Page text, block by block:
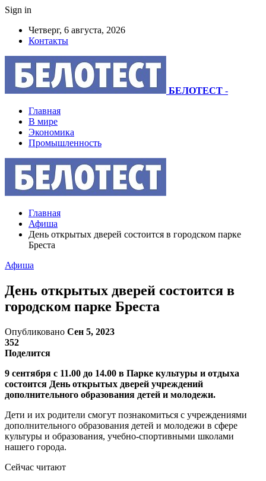
Sign in
Четверг, 6 августа, 2026
Контакты
БЕЛОТЕСТ -
Главная
В мире
Экономика
Промышленность
Главная
Афиша
День открытых дверей состоится в городском парке
Бреста
Афиша
День открытых дверей состоится в
городском парке Бреста
Опубликовано Сен 5, 2023
352
Поделится
9 сентября с 11.00 до 14.00 в Парке культуры и отдыха
состоится День открытых дверей учреждений
дополнительного образования детей и молодежи.
Дети и их родители смогут познакомиться с учреждениями
дополнительного образования детей и молодежи в сфере
культуры и образования, учебно-спортивными школами
нашего города.
Сейчас читают